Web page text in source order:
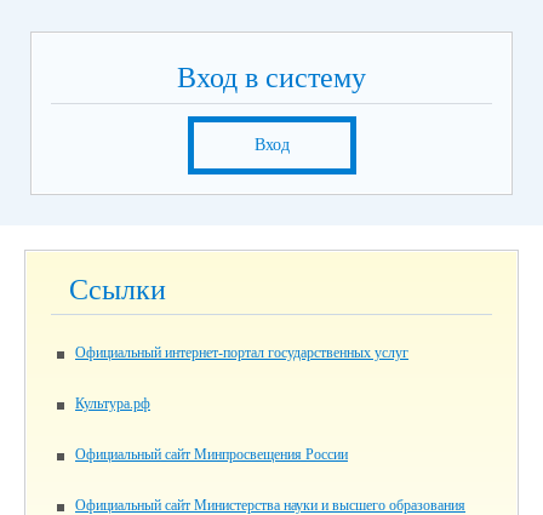
Вход в систему
Вход
Ссылки
Официальный интернет-портал государственных услуг
Культура.рф
Официальный сайт Минпросвещения России
Официальный сайт Министерства науки и высшего образования